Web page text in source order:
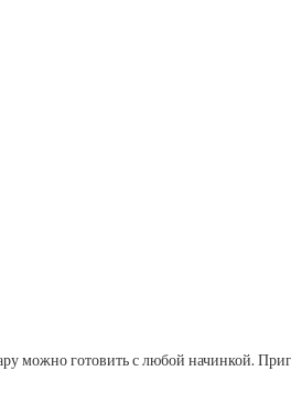
готовить с любой начинкой.